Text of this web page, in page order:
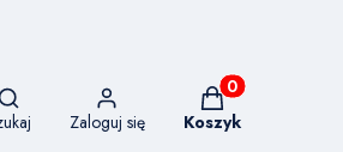
Otwórz wyszukiwarkę
Zaloguj się
Produkty w
Koszyk